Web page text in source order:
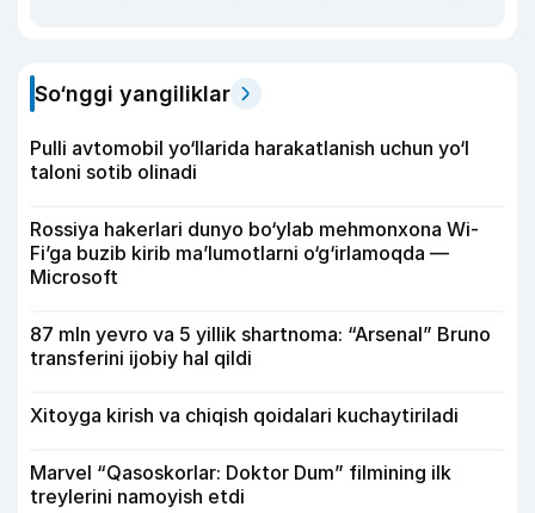
So‘nggi yangiliklar
Pulli avtomobil yo‘llarida harakatlanish uchun yo‘l
taloni sotib olinadi
Rossiya hakerlari dunyo bo‘ylab mehmonxona Wi-
Fi’ga buzib kirib ma’lumotlarni o‘g‘irlamoqda —
Microsoft
87 mln yevro va 5 yillik shartnoma: “Arsenal” Bruno
transferini ijobiy hal qildi
Xitoyga kirish va chiqish qoidalari kuchaytiriladi
Marvel “Qasoskorlar: Doktor Dum” filmining ilk
treylerini namoyish etdi